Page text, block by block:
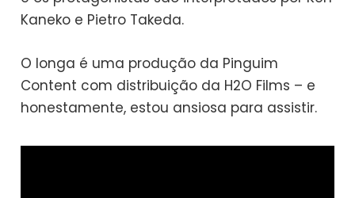
Kaneko e Pietro Takeda.
O longa é uma produção da Pinguim
Content com distribuição da H2O Films – e
honestamente, estou ansiosa para assistir.